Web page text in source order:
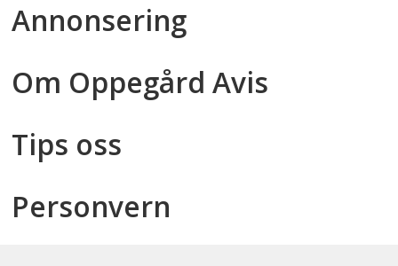
Annonsering
Om Oppegård Avis
Tips oss
Personvern